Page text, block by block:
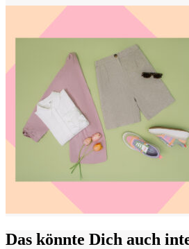
Das könnte Dich auch